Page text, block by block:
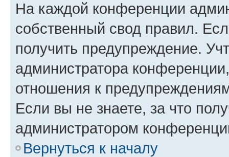
На каждой конференции
собственный свод правил.
получить предупреждение.
администратора
отношения к
Если вы не знаете, за что
администратором
Вернуться к началу